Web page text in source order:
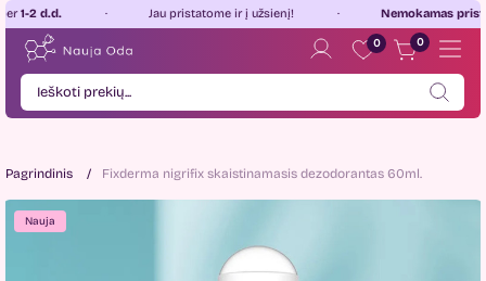
Jau pristatome ir į užsienį! Nemokamas pristatymas
0 0
Pagrindinis Fixderma nigrifix skaistinamasis dezodorantas 60ml.
Nauja